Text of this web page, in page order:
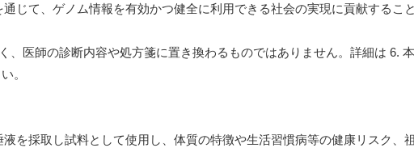
じて、ゲノム情報を有効かつ健全に利用できる社会の実現に貢献すること
、医師の診断内容や処方箋に置き換わるものではありません。詳細は 6. 本
。
を採取し試料として使用し、体質の特徴や生活習慣病等の健康リスク、祖